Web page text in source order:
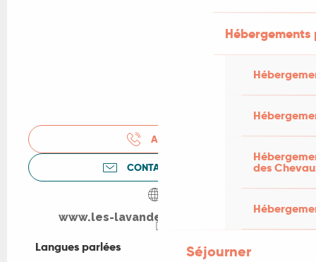
des
Séjourner
APPELER
CONTACTEZ-NOUS
www.les-lavandes-rocamadour.fr
Langues parlées
Langues parlées